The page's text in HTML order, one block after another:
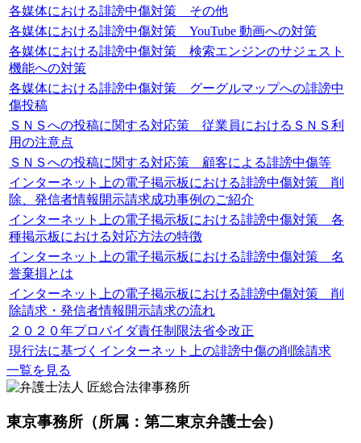
各媒体における誹謗中傷対策 その他
各媒体における誹謗中傷対策 YouTube 動画への対策
各媒体における誹謗中傷対策 検索エンジンのサジェスト
機能への対策
各媒体における誹謗中傷対策 グーグルマップへの誹謗中
傷投稿
ＳＮＳへの投稿に関する対応策 従業員におけるＳＮＳ利
用の注意点
ＳＮＳへの投稿に関する対応策 顧客による誹謗中傷等
インターネット上の電子掲示板における誹謗中傷対策 削
除、発信者情報開示請求成功事例のご紹介
インターネット上の電子掲示板における誹謗中傷対策 各
種掲示板における対応方法の特徴
インターネット上の電子掲示板における誹謗中傷対策 名
誉棄損とは
インターネット上の電子掲示板における誹謗中傷対策 削
除請求・発信者情報開示請求の流れ
２０２０年プロバイダ責任制限法省令改正
現行法に基づくインターネット上の誹謗中傷の削除請求
一覧を見る
東京事務所 （所属：第二東京弁護士会）